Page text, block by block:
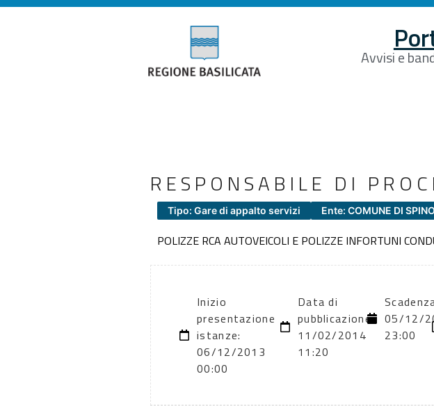
Avvisi e
RESPONSABILE DI
Tipo: Gare di appalto servizi Ente: COMUNE DI
POLIZZE RCA AUTOVEICOLI E POLIZZE INFORTUNI
Inizio
presentazione
istanze:
06/12/2013
00:00
Data di
pubblicazione:
11/02/2014
11:20
05/12/
23:00